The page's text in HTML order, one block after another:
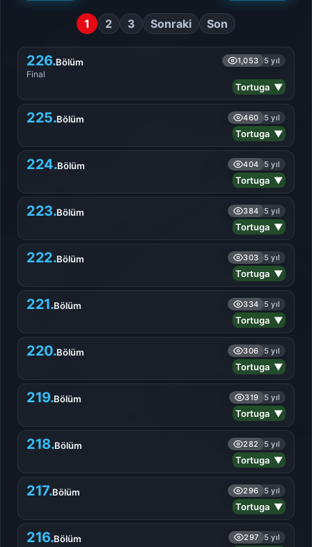
1 2 3 Sonraki Son
226.Bölüm 1,053 5 yıl
Final
Tortuga ▼
225.Bölüm 460 5 yıl
Tortuga ▼
224.Bölüm 404 5 yıl
Tortuga ▼
223.Bölüm 384 5 yıl
Tortuga ▼
222.Bölüm 303 5 yıl
Tortuga ▼
221.Bölüm 334 5 yıl
Tortuga ▼
220.Bölüm 306 5 yıl
Tortuga ▼
219.Bölüm 319 5 yıl
Tortuga ▼
218.Bölüm 282 5 yıl
Tortuga ▼
217.Bölüm 296 5 yıl
Tortuga ▼
216.Bölüm 297 5 yıl